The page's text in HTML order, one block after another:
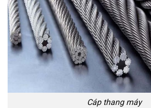
Cáp thang máy